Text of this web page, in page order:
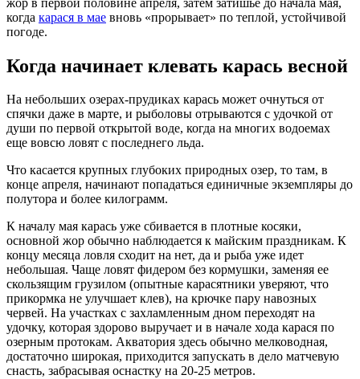
когда карася в мае вновь «прорывает» по теплой, устойчивой
погоде.
Когда начинает клевать карась весной
На небольших озерах-прудиках карась может очнуться от
спячки даже в марте, и рыболовы отрываются с удочкой от
души по первой открытой воде, когда на многих водоемах
еще вовсю ловят с последнего льда.
Что касается крупных глубоких природных озер, то там, в
конце апреля, начинают попадаться единичные экземпляры до
полутора и более килограмм.
К началу мая карась уже сбивается в плотные косяки,
основной жор обычно наблюдается к майским праздникам. К
концу месяца ловля сходит на нет, да и рыба уже идет
небольшая. Чаще ловят фидером без кормушки, заменяя ее
скользящим грузилом (опытные карасятники уверяют, что
прикормка не улучшает клев), на крючке пару навозных
червей. На участках с захламленным дном переходят на
удочку, которая здорово выручает и в начале хода карася по
озерным протокам. Акватория здесь обычно мелководная,
достаточно широкая, приходится запускать в дело матчевую
снасть, забрасывая оснастку на 20-25 метров.